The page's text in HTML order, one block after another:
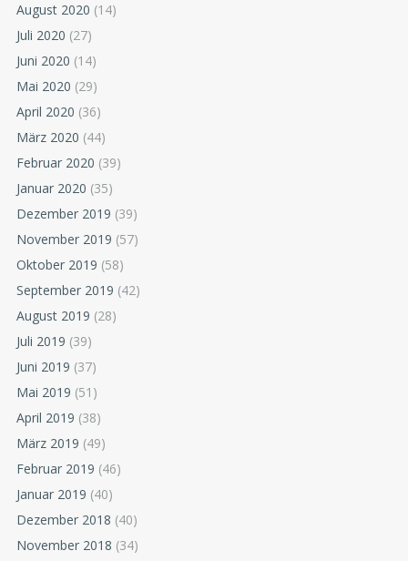
August 2020 (14)
Juli 2020 (27)
Juni 2020 (14)
Mai 2020 (29)
April 2020 (36)
März 2020 (44)
Februar 2020 (39)
Januar 2020 (35)
Dezember 2019 (39)
November 2019 (57)
Oktober 2019 (58)
September 2019 (42)
August 2019 (28)
Juli 2019 (39)
Juni 2019 (37)
Mai 2019 (51)
April 2019 (38)
März 2019 (49)
Februar 2019 (46)
Januar 2019 (40)
Dezember 2018 (40)
November 2018 (34)